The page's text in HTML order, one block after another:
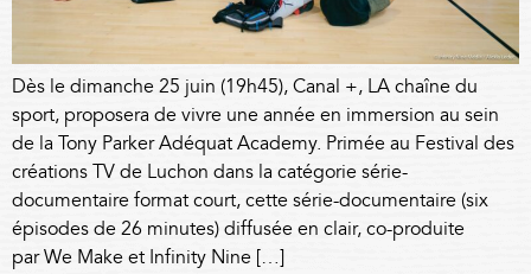
Dès le dimanche 25 juin (19h45), Canal +, LA chaîne du
sport, proposera de vivre une année en immersion au sein
de la Tony Parker Adéquat Academy. Primée au Festival des
créations TV de Luchon dans la catégorie série-
documentaire format court, cette série-documentaire (six
épisodes de 26 minutes) diffusée en clair, co-produite
par We Make et Infinity Nine […]